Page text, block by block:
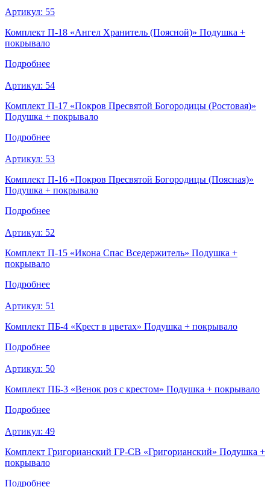
Артикул: 55
Комплект П-18 «Ангел Хранитель (Поясной)» Подушка +
покрывало
Подробнее
Артикул: 54
Комплект П-17 «Покров Пресвятой Богородицы (Ростовая)»
Подушка + покрывало
Подробнее
Артикул: 53
Комплект П-16 «Покров Пресвятой Богородицы (Поясная)»
Подушка + покрывало
Подробнее
Артикул: 52
Комплект П-15 «Икона Спас Вседержитель» Подушка +
покрывало
Подробнее
Артикул: 51
Комплект ПБ-4 «Крест в цветах» Подушка + покрывало
Подробнее
Артикул: 50
Комплект ПБ-3 «Венок роз с крестом» Подушка + покрывало
Подробнее
Артикул: 49
Комплект Григорианский ГР-СВ «Григорианский» Подушка +
покрывало
Подробнее